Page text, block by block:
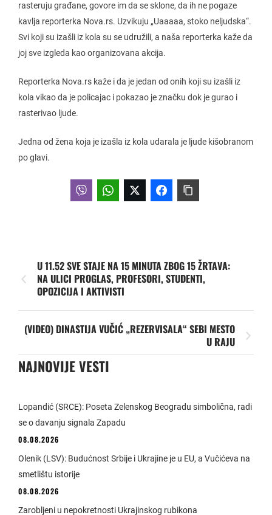
rasteruju građane, govore im da se sklone, da ih ne pogaze
kavlja reporterka Nova.rs. Uzvikuju „Uaaaaa, stoko neljudska“.
Svi koji su izašli iz kola su se udružili, a naša reporterka kaže da
joj sve izgleda kao organizovana akcija.
Reporterka Nova.rs kaže i da je jedan od onih koji su izašli iz
kola vikao da je policajac i pokazao je značku dok je gurao i
rasterivao ljude.
Jedna od žena koja je izašla iz kola udarala je ljude kišobranom
po glavi.
U 11.52 SVE STAJE NA 15 MINUTA ZBOG 15 ŽRTAVA:
NA ULICI PROGLAS, PROFESORI, STUDENTI,
OPOZICIJA I AKTIVISTI
(VIDEO) DINASTIJA VUČIĆ „REZERVISALA“ SEBI MESTO
U RAJU
NAJNOVIJE VESTI
Lopandić (SRCE): Poseta Zelenskog Beogradu simbolična, radi
se o davanju signala Zapadu
08.08.2026
Olenik (LSV): Budućnost Srbije i Ukrajine je u EU, a Vučićeva na
smetlištu istorije
08.08.2026
Zarobljeni u nepokretnosti Ukrajinskog rubikona